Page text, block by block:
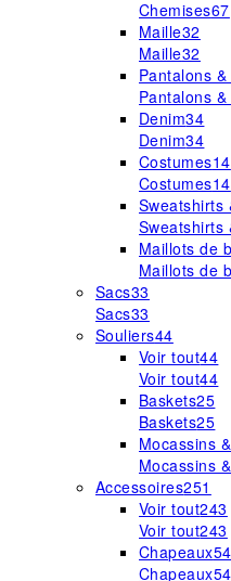
Chemises67
Maille32
Maille32
Pantalons
Pantalons
Denim34
Denim34
Costumes14
Costumes14
Sweatshirts
Sweatshirts
Maillots de
Maillots de
Sacs33
Sacs33
Souliers44
Voir tout44
Voir tout44
Baskets25
Baskets25
Mocassins
Mocassins
Accessoires251
Voir tout243
Voir tout243
Chapeaux54
Chapeaux54